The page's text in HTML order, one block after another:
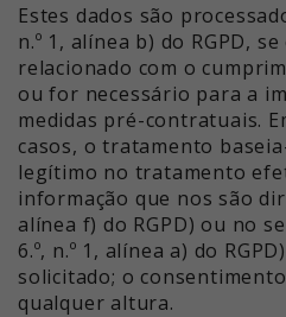
Estes dados são
n.º 1, alínea b) do RGPD,
relacionado com o
ou for necessário para a
medidas pré-contratuais.
casos, o tratamento
legítimo no tratamento
informação que nos são
alínea f) do RGPD) ou no
6.º, n.º 1, alínea a) do
solicitado; o
qualquer altura.